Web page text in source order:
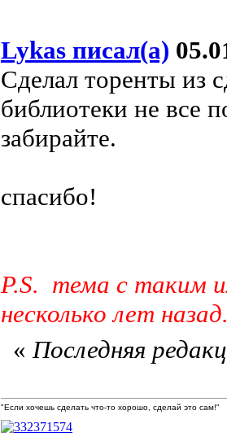
Lykas писал(а)
Сделал торенты из
библиотеки не все
забирайте.
спасибо!
P.S. тема с таким
несколько лет
«Последняя
"Если хочешь сделать что-то хорошо, сделай это сам!"